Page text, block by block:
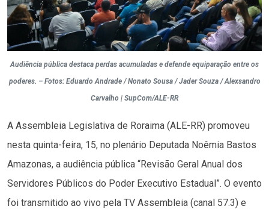
Audiência pública destaca perdas acumuladas e defende equiparação entre os
poderes. – Fotos: Eduardo Andrade / Nonato Sousa / Jader Souza / Alexsandro
Carvalho | SupCom/ALE-RR
A Assembleia Legislativa de Roraima (ALE-RR) promoveu
nesta quinta-feira, 15, no plenário Deputada Noêmia Bastos
Amazonas, a audiência pública “Revisão Geral Anual dos
Servidores Públicos do Poder Executivo Estadual”. O evento
foi transmitido ao vivo pela TV Assembleia (canal 57.3) e